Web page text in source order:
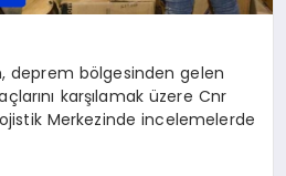
deprem bölgesinden gelen
karşılamak üzere Cnr
Merkezinde incelemelerde